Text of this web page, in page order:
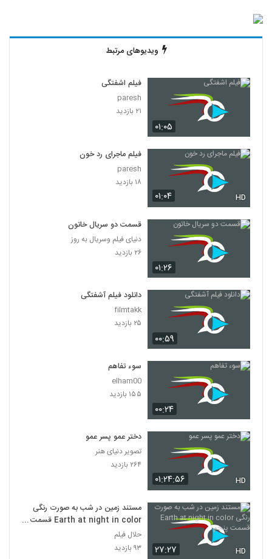
ویدیوهای مرتبط
۰۱:۰۵
فیلم اشفتگی
paresh
۲۱ بازدید
۰۱:۰۴ HD
فیلم ماجرای رد خون
paresh
۱۸ بازدید
۰۱:۲۶
قسمت دو سریال خاتون
دنیای فیلم وسریال به روز
۲۶ بازدید
۰۰:۵۹
دانلود فیلم آشفتگی
filmtakk
۲۵ بازدید
۰۰:۲۴
سوء تفاهم
elham00
۱۵۵ بازدید
۰۱:۲۴:۵۶ HD
دختر عمو پسر عمو
تصویر دنیای هنر
۲۶۴ بازدید
۲۷:۲۷ HD
مستند زمین در شب به صورت رنگی
Earth at night in color قسمت
پنجم
حلال فیلم
۹۳ بازدید